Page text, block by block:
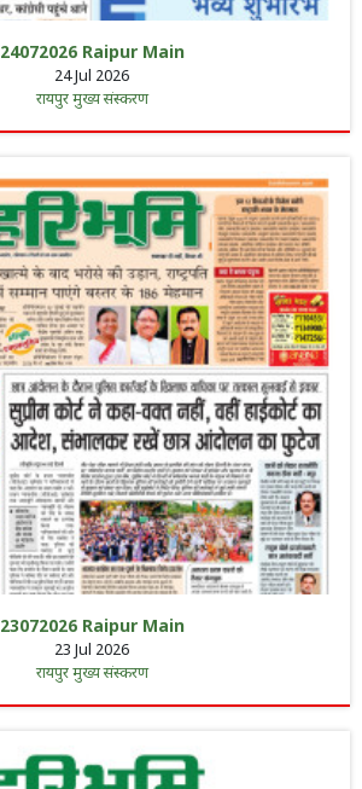
24072026 Raipur Main
24 Jul 2026
रायपुर मुख्य संस्करण
23072026 Raipur Main
23 Jul 2026
रायपुर मुख्य संस्करण